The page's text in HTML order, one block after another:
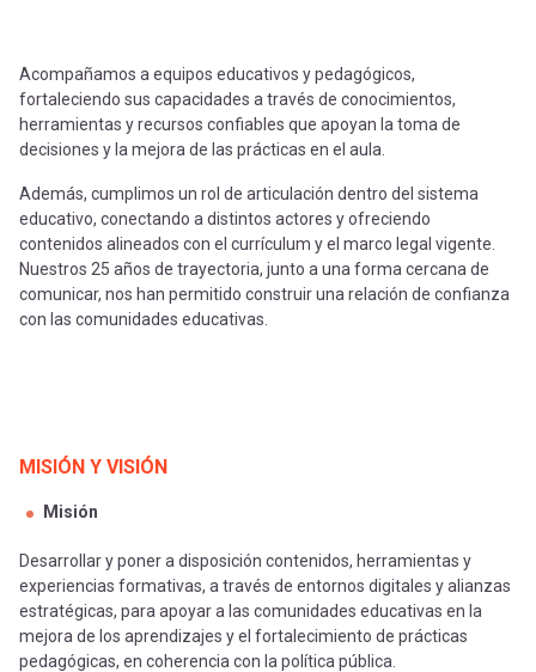
mi
cuenta
Acompañamos a equipos educativos y pedagógicos,
fortaleciendo sus capacidades a través de conocimientos,
herramientas y recursos confiables que apoyan la toma de
decisiones y la mejora de las prácticas en el aula.
Además, cumplimos un rol de articulación dentro del sistema
educativo, conectando a distintos actores y ofreciendo
contenidos alineados con el currículum y el marco legal vigente.
Nuestros 25 años de trayectoria, junto a una forma cercana de
comunicar, nos han permitido construir una relación de confianza
con las comunidades educativas.
MISIÓN Y VISIÓN
Misión
Desarrollar y poner a disposición contenidos, herramientas y
experiencias formativas, a través de entornos digitales y alianzas
estratégicas, para apoyar a las comunidades educativas en la
mejora de los aprendizajes y el fortalecimiento de prácticas
pedagógicas, en coherencia con la política pública.